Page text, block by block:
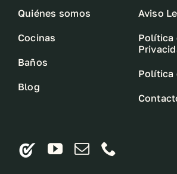
Quiénes somos
Cocinas
Baños
Blog
Aviso
Política
Política